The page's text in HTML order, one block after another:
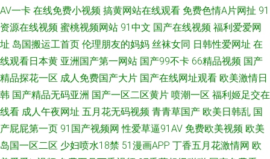
AV一卡 在线免费小视频 搞黄网站在线观看 免费色情A片网扯 91
资源在线视频 蜜桃视频网站 91中文 国产在线视频 福利爱爱网
址 岛国搬运工首页 伦理朋友的妈妈 丝袜女同 日韩性爱网址 在
线观看日本黄 亚洲国产第一网站 国产99不卡 66精品视频 国产
精品探花一区 成人免费国产大片 国产在线网址观看 欧美激情日
韩 国产精品无码亚洲 国产一区二区黄片 喷潮一区 福利姬足交在
线看 成人午夜网址 五月花无码视频 青青草国产 欧美日韩乱 国
产屁屁第一页 91国产视频网 性爱草逼91AV 免费欧美视频 欧美
岛国一区二区 少妇喷水18禁 51漫画APP 丁香五月花激情网 欧